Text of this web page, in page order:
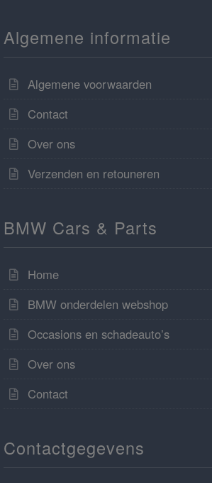
Algemene informatie
Algemene voorwaarden
Contact
Over ons
Verzenden en retouneren
BMW Cars & Parts
Home
BMW onderdelen webshop
Occasions en schadeauto’s
Over ons
Contact
Contactgegevens